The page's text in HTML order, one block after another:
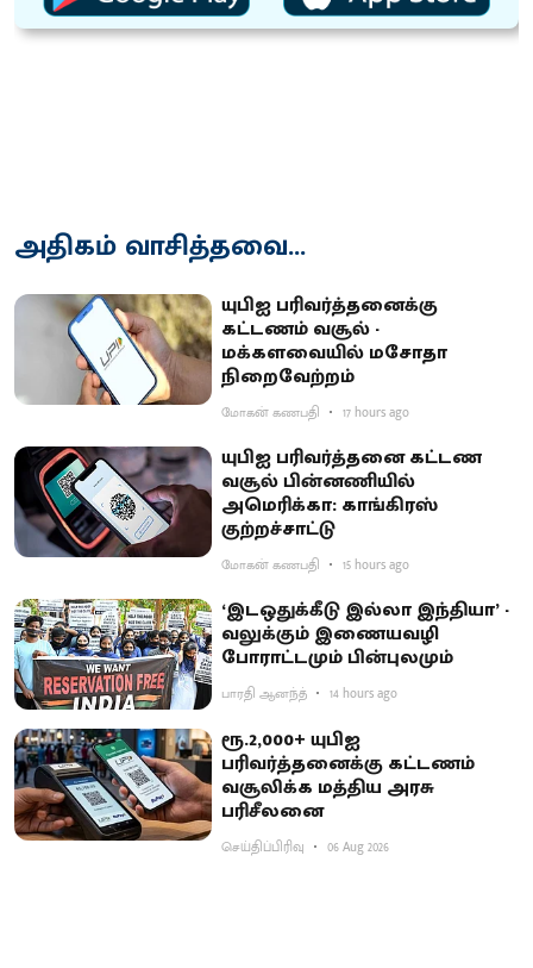
அதிகம் வாசித்தவை...
யுபிஐ பரிவர்த்தனைக்கு
கட்டணம் வசூல் -
மக்களவையில் மசோதா
நிறைவேற்றம்
மோகன் கணபதி 17 hours ago
யுபிஐ பரிவர்த்தனை கட்டண
வசூல் பின்னணியில்
அமெரிக்கா: காங்கிரஸ்
குற்றச்சாட்டு
மோகன் கணபதி 15 hours ago
‘இடஒதுக்கீடு இல்லா இந்தியா’ -
வலுக்கும் இணையவழி
போராட்டமும் பின்புலமும்
பாரதி ஆனந்த் 14 hours ago
ரூ.2,000+ யுபிஐ
பரிவர்த்தனைக்கு கட்டணம்
வசூலிக்க மத்திய அரசு
பரிசீலனை
செய்திப்பிரிவு 06 Aug 2026